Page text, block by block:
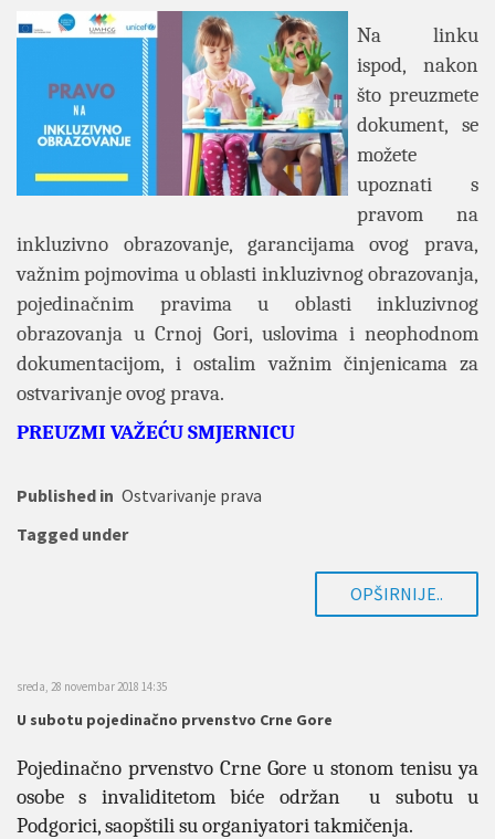
Na linku
ispod, nakon
što preuzmete
dokument, se
možete
upoznati s
pravom na
inkluzivno obrazovanje, garancijama ovog prava,
važnim pojmovima u oblasti inkluzivnog obrazovanja,
pojedinačnim pravima u oblasti inkluzivnog
obrazovanja u Crnoj Gori, uslovima i neophodnom
dokumentacijom, i ostalim važnim činjenicama za
ostvarivanje ovog prava.
PREUZMI VAŽEĆU SMJERNICU
Published in Ostvarivanje prava
Tagged under
OPŠIRNIJE..
sreda, 28 novembar 2018 14:35
U subotu pojedinačno prvenstvo Crne Gore
Pojedinačno prvenstvo Crne Gore u stonom tenisu ya
osobe s invaliditetom biće održanu subotu u
Podgorici, saopštili su organiyatori takmičenja.